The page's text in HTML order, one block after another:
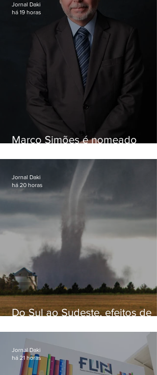
Marco Simões é nomeado
Jornal Daki
há 19 horas
Do Sul ao Sudeste, efeitos de
apreensão na população
Jornal Daki
há 20 horas
Jornal Daki
há 21 horas